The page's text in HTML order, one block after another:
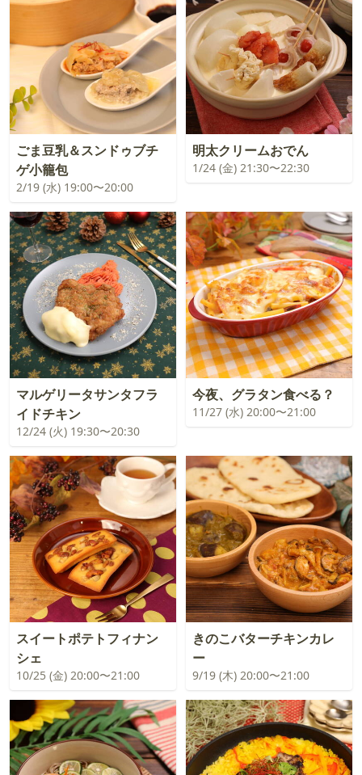
ごま豆乳＆スンドゥブチ
ゲ小籠包
2/19 (水) 19:00〜20:00
明太クリームおでん
1/24 (金) 21:30〜22:30
マルゲリータサンタフラ
イドチキン
12/24 (火) 19:30〜20:30
今夜、グラタン食べる？
11/27 (水) 20:00〜21:00
スイートポテトフィナン
シェ
10/25 (金) 20:00〜21:00
きのこバターチキンカレ
ー
9/19 (木) 20:00〜21:00